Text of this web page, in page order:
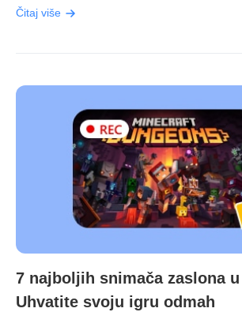
Čitaj više
7 najboljih snimača zaslona
Uhvatite svoju igru odmah